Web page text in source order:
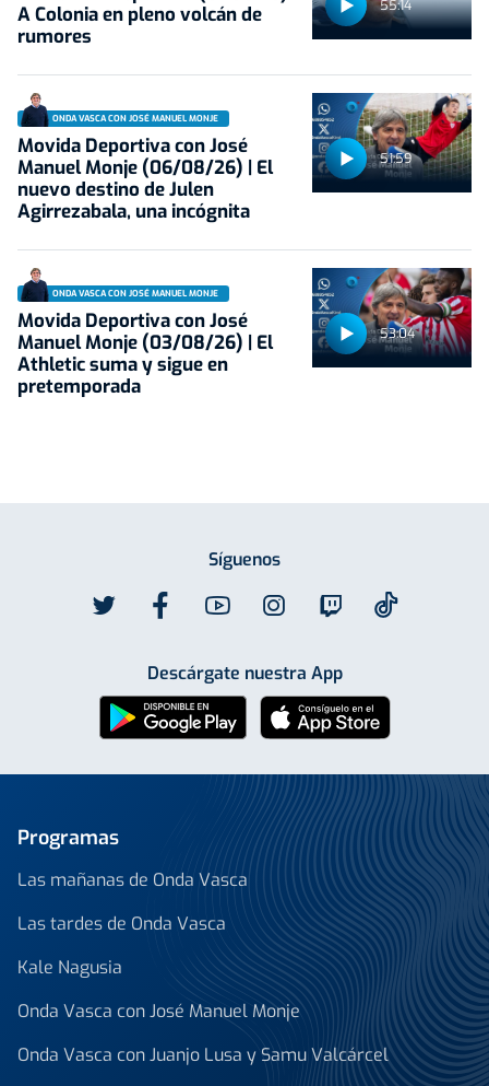
55:14
A Colonia en pleno volcán de
rumores
51:59
ONDA VASCA CON JOSÉ MANUEL MONJE
Movida Deportiva con José
Manuel Monje (06/08/26) | El
nuevo destino de Julen
Agirrezabala, una incógnita
53:04
ONDA VASCA CON JOSÉ MANUEL MONJE
Movida Deportiva con José
Manuel Monje (03/08/26) | El
Athletic suma y sigue en
pretemporada
Síguenos
Descárgate nuestra App
Programas
Las mañanas de Onda Vasca
Las tardes de Onda Vasca
Kale Nagusia
Onda Vasca con José Manuel Monje
Onda Vasca con Juanjo Lusa y Samu Valcárcel